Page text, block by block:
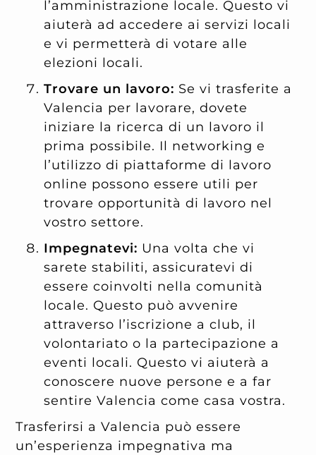
l’amministrazione locale. Questo vi
aiuterà ad accedere ai servizi locali
e vi permetterà di votare alle
elezioni locali.
Trovare un lavoro: Se vi trasferite a
Valencia per lavorare, dovete
iniziare la ricerca di un lavoro il
prima possibile. Il networking e
l’utilizzo di piattaforme di lavoro
online possono essere utili per
trovare opportunità di lavoro nel
vostro settore.
Impegnatevi: Una volta che vi
sarete stabiliti, assicuratevi di
essere coinvolti nella comunità
locale. Questo può avvenire
attraverso l’iscrizione a club, il
volontariato o la partecipazione a
eventi locali. Questo vi aiuterà a
conoscere nuove persone e a far
sentire Valencia come casa vostra.
Trasferirsi a Valencia può essere
un’esperienza impegnativa ma